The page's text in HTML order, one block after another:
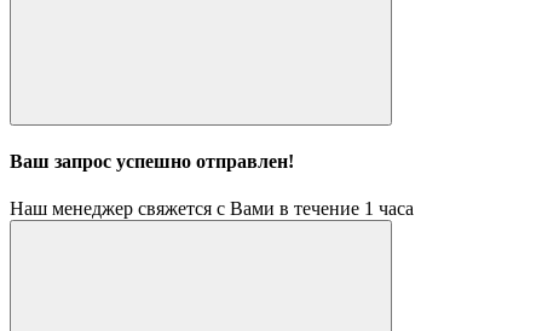
Ваш запрос успешно отправлен!
Наш менеджер свяжется с Вами в течение 1 часа